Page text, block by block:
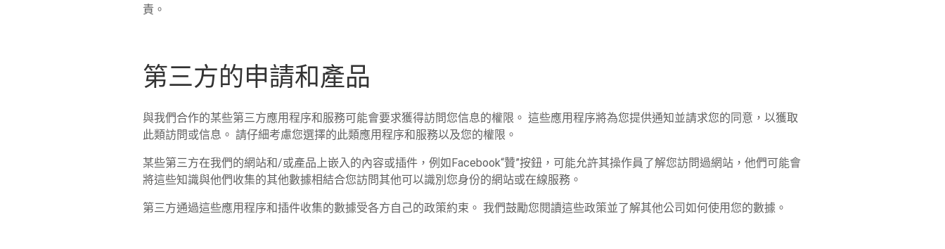
責。
第三方的申請和產品
與我們合作的某些第三方應用程序和服務可能會要求獲得訪問您信息的權限。 這些應用程序將為您提供通知並請求您的同意，以獲取
此類訪問或信息。 請仔細考慮您選擇的此類應用程序和服務以及您的權限。
某些第三方在我們的網站和/或產品上嵌入的內容或插件，例如Facebook“贊”按鈕，可能允許其操作員了解您訪問過網站，他們可能會
將這些知識與他們收集的其他數據相結合您訪問其他可以識別您身份的網站或在線服務。
第三方通過這些應用程序和插件收集的數據受各方自己的政策約束。 我們鼓勵您閱讀這些政策並了解其他公司如何使用您的數據。